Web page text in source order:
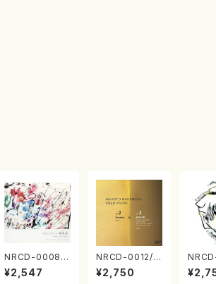
NRCD-0008
ブラジルの抽象
画（ギター, パー
¥2,547
NRCD-0012/0
013 MAKOTO
NAKAMURA S
¥2,750
015